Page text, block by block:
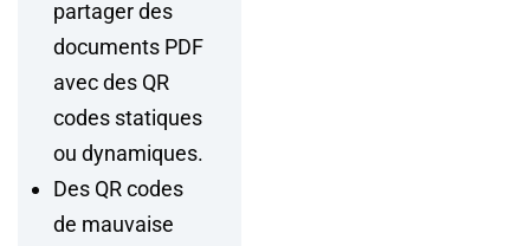
partager des
documents PDF
avec des QR
codes statiques
ou dynamiques.
Des QR codes
de mauvaise